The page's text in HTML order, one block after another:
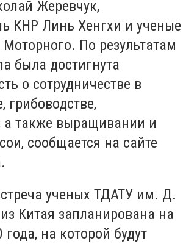
Жеревчук,
КНР Линь Хенгхи и ученые
По результатам
была достигнута
о сотрудничестве в
грибоводстве,
а также выращивании и
сообщается на сайте
ученых ТДАТУ им. Д.
Китая запланирована на
на которой будут